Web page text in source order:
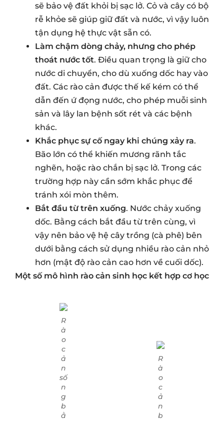
sẽ bảo vệ đất khỏi bị sạc lở. Cỏ và cây có bộ
rễ khỏe sẽ giúp giữ đất và nước, vì vậy luôn
tận dụng hệ thực vật sẵn có.
Làm chậm dòng chảy, nhưng cho phép
thoát nước tốt. Điều quan trọng là giữ cho
nước di chuyển, cho dù xuống dốc hay vào
đất. Các rào cản được thế kế kém có thể
dẫn đến ứ đọng nước, cho phép muỗi sinh
sản và lây lan bệnh sốt rét và các bệnh
khác.
Khắc phục sự cố ngay khi chúng xảy ra.
Bão lớn có thể khiến mương rãnh tắc
nghẽn, hoặc rào chắn bị sạc lở. Trong các
trường hợp này cần sớm khắc phục để
tránh xói mòn thêm.
Bắt đầu từ trên xuống. Nước chảy xuống
dốc. Bằng cách bắt đầu từ trên cùng, vì
vậy nên bảo vệ hệ cây trồng (cà phê) bên
dưới bằng cách sử dụng nhiều rào cản nhỏ
hơn (mật độ rào cản cao hơn về cuối dốc).
Một số mô hình rào cản sinh học kết hợp cơ học
R
à
o
c
ả
n
số
n
g
b
ằ
R
à
o
c
ả
n
b